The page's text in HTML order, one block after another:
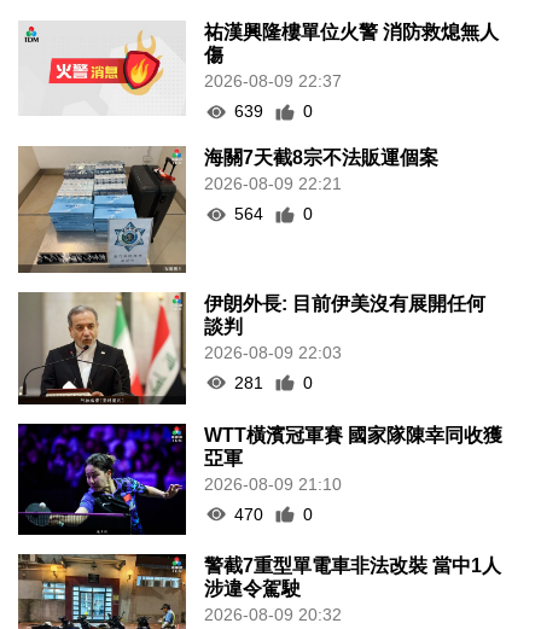
祐漢興隆樓單位火警 消防救熄無人
傷
2026-08-09 22:37
639
0
海關7天截8宗不法販運個案
2026-08-09 22:21
564
0
伊朗外長: 目前伊美沒有展開任何
談判
2026-08-09 22:03
281
0
WTT橫濱冠軍賽 國家隊陳幸同收獲
亞軍
2026-08-09 21:10
470
0
警截7重型單電車非法改裝 當中1人
涉違令駕駛
2026-08-09 20:32